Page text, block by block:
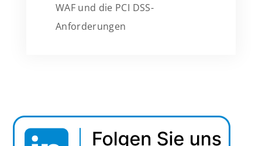
WAF und die PCI DSS-
Anforderungen